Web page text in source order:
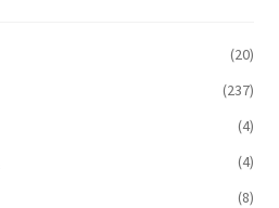
(20)
(237)
(4)
(4)
(8)